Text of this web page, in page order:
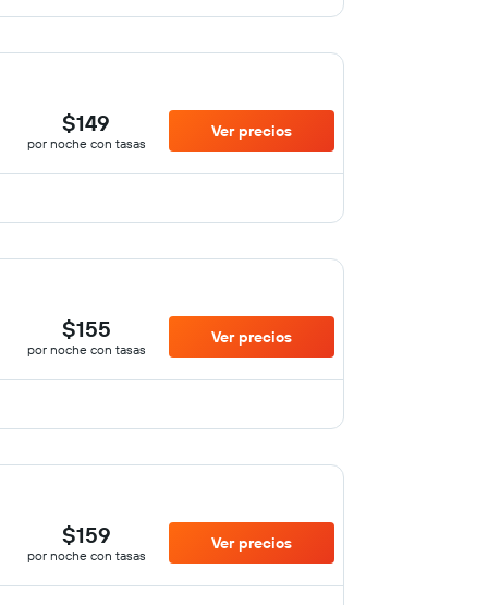
$149
por noche con tasas
Ver precios
$155
por noche con tasas
Ver precios
$159
por noche con tasas
Ver precios